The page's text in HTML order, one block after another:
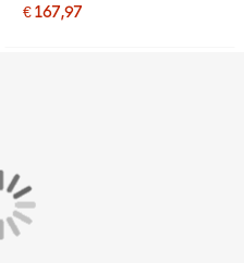
€ 167,97